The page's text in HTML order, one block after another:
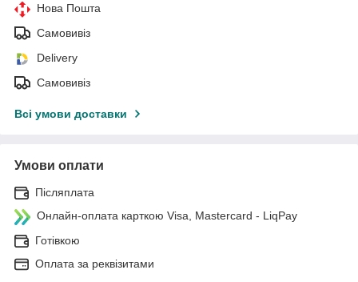
Нова Пошта
Самовивіз
Delivery
Самовивіз
Всі умови доставки
Умови оплати
Післяплата
Онлайн-оплата карткою Visa, Mastercard - LiqPay
Готівкою
Оплата за реквізитами